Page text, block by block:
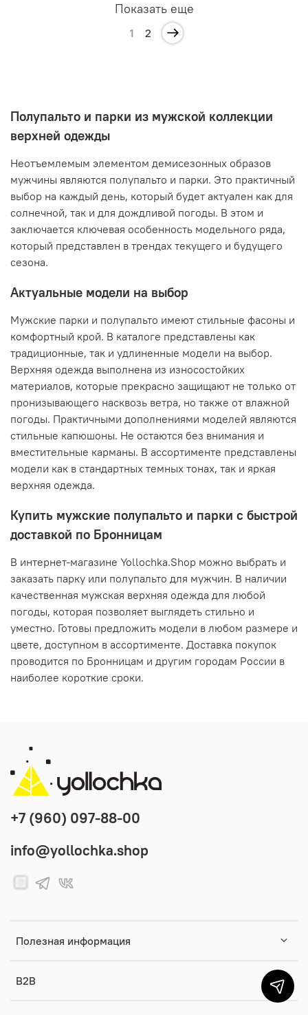
Показать еще
1 2
Полупальто и парки из мужской коллекции
верхней одежды
Неотъемлемым элементом демисезонных образов
мужчины являются полупальто и парки. Это практичный
выбор на каждый день, который будет актуален как для
солнечной, так и для дождливой погоды. В этом и
заключается ключевая особенность модельного ряда,
который представлен в трендах текущего и будущего
сезона.
Актуальные модели на выбор
Мужские парки и полупальто имеют стильные фасоны и
комфортный крой. В каталоге представлены как
традиционные, так и удлиненные модели на выбор.
Верхняя одежда выполнена из износостойких
материалов, которые прекрасно защищают не только от
пронизывающего насквозь ветра, но также от влажной
погоды. Практичными дополнениями моделей являются
стильные капюшоны. Не остаются без внимания и
вместительные карманы. В ассортименте представлены
модели как в стандартных темных тонах, так и яркая
верхняя одежда.
Купить мужские полупальто и парки с быстрой
доставкой по Бронницам
В интернет-магазине Yollochka.Shop можно выбрать и
заказать парку или полупальто для мужчин. В наличии
качественная мужская верхняя одежда для любой
погоды, которая позволяет выглядеть стильно и
уместно. Готовы предложить модели в любом размере и
цвете, доступном в ассортименте. Доставка покупок
проводится по Бронницам и другим городам России в
наиболее короткие сроки.
Полезная информация
B2B
+7 (960) 097-88-00
info@yollochka.shop